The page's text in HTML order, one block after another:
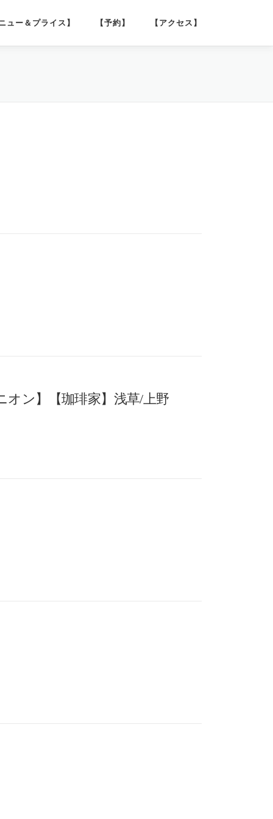
ュー＆プライス】 【予約】 【アクセス】
ン】【珈琲家】浅草/上野